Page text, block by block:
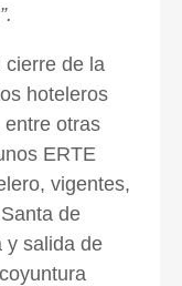
cierre de la
hoteleros
otras
ERTE
vigentes,
de
y salida de